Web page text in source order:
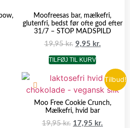
Moofreesas bar, mælkefri,
glutenfri, bedst før ofte god efter
31/7 – STOP MADSPILD
19,95kr. 9,95 kr.
TILFØJ TIL KURV
Tilbud!
Moo Free Cookie Crunch,
Mælkefri, hvid bar
19,95kr. 17,95 kr.